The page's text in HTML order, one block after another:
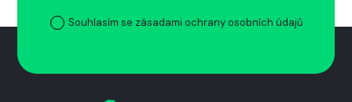
Souhlasím se zásadami ochrany osobních údajů